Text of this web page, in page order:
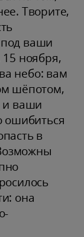
Творите,
под ваши
ноября,
небо: вам
шёпотом,
и ваши
ошибиться
в
она